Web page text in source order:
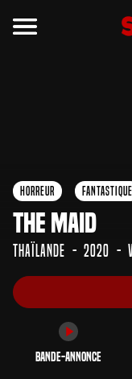
Horreur Fantastique
The Maid
Thaïlande 2020
Bande-annonce